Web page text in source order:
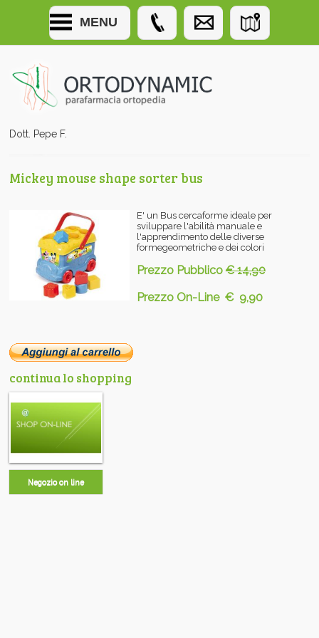
MENU
Dott. Pepe F.
Mickey mouse shape sorter bus
E' un Bus cercaforme ideale per
sviluppare l'abilità manuale e
l'apprendimento delle diverse
formegeometriche e dei colori
Prezzo Pubblico€ 14,90
Prezzo On-Line € 9,90
continua lo shopping
Negozio on line